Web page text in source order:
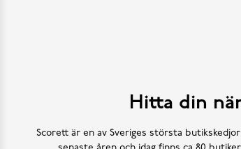
Hitta din
Scorett är en av Sveriges största